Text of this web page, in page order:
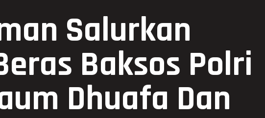
Salurkan
Baksos Polri
Dhuafa Dan